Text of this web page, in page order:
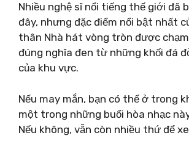
Nhiều nghệ sĩ nổi tiếng thế giới đã
đây, nhưng đặc điểm nổi bật nhất
thân Nhà hát vòng tròn được
đúng nghĩa đen từ những khối đá
của khu vực.
Nếu may mắn, bạn có thể ở trong
một trong những buổi hòa nhạc
Nếu không, vẫn còn nhiều thứ để